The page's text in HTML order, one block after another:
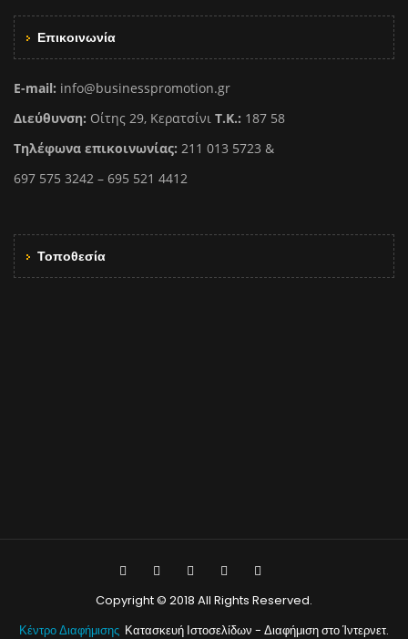
Επικοινωνία
E-mail: info@businesspromotion.gr
Διεύθυνση: Οίτης 29, Κερατσίνι Τ.Κ.: 187 58
Τηλέφωνα επικοινωνίας: 211 013 5723 &
697 575 3242 – 695 521 4412
Τοποθεσία
Copyright © 2018 All Rights Reserved.
Κέντρο Διαφήμισης Κατασκευή Ιστοσελίδων - Διαφήμιση στο Ίντερνετ.